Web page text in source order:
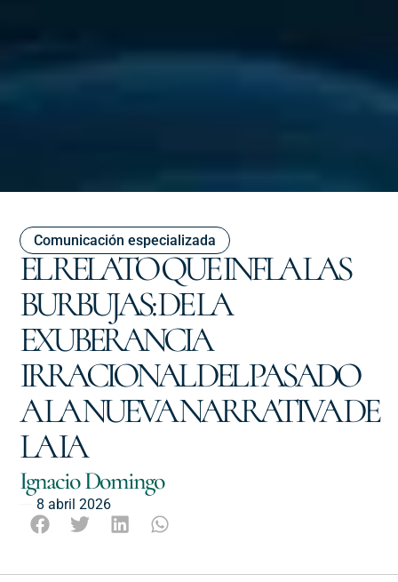
EL RELATO QUE INFLA LAS
BURBUJAS: DE LA
EXUBERANCIA
IRRACIONAL DEL PASADO
A LA NUEVA NARRATIVA DE
LA IA
Comunicación especializada
Ignacio Domingo
8 abril 2026